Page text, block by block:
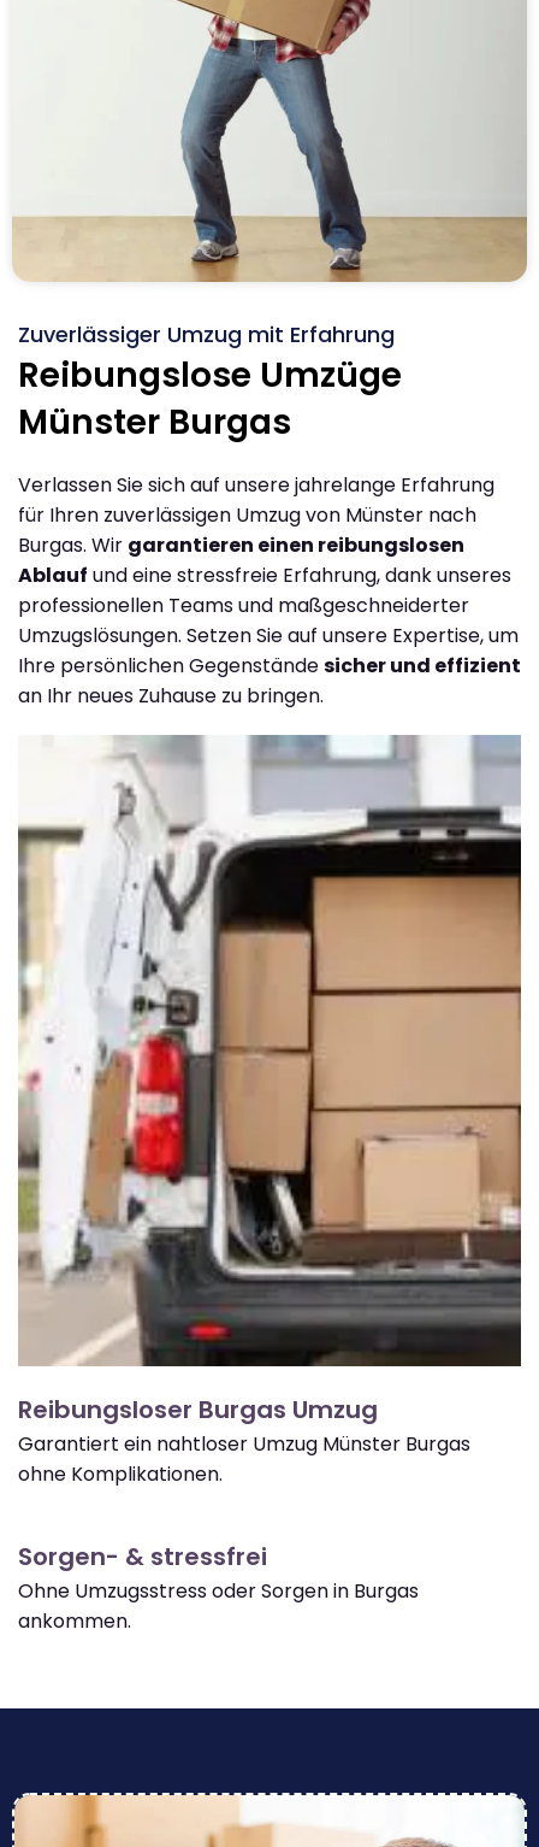
Zuverlässiger Umzug mit Erfahrung
Reibungslose Umzüge
Münster Burgas
Verlassen Sie sich auf unsere jahrelange Erfahrung
für Ihren zuverlässigen Umzug von Münster nach
Burgas. Wir garantieren einen reibungslosen
Ablauf und eine stressfreie Erfahrung, dank unseres
professionellen Teams und maßgeschneiderter
Umzugslösungen. Setzen Sie auf unsere Expertise, um
Ihre persönlichen Gegenständesicher und effizient
an Ihr neues Zuhause zu bringen.
Reibungsloser Burgas Umzug
Garantiert ein nahtloser Umzug Münster Burgas
ohne Komplikationen.
Sorgen- & stressfrei
Ohne Umzugsstress oder Sorgen in Burgas
ankommen.